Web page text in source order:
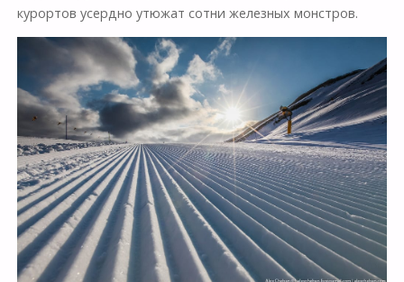
курортов усердно утюжат сотни железных монстров.